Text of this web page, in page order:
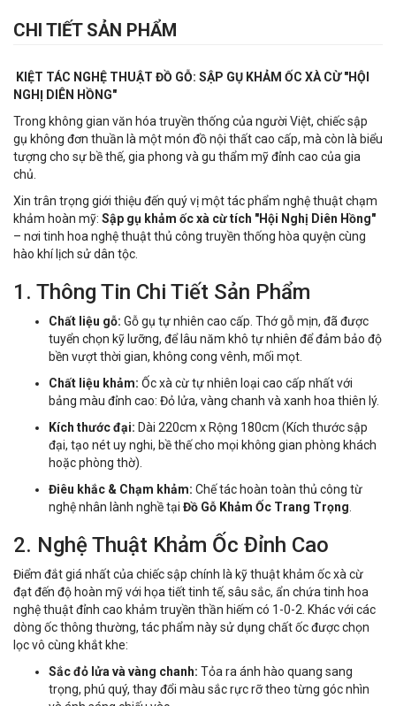
CHI TIẾT SẢN PHẨM
KIỆT TÁC NGHỆ THUẬT ĐỒ GỖ: SẬP GỤ KHẢM ỐC XÀ CỪ "HỘI
NGHỊ DIÊN HỒNG"
Trong không gian văn hóa truyền thống của người Việt, chiếc sập
gụ không đơn thuần là một món đồ nội thất cao cấp, mà còn là biểu
tượng cho sự bề thế, gia phong và gu thẩm mỹ đỉnh cao của gia
chủ.
Xin trân trọng giới thiệu đến quý vị một tác phẩm nghệ thuật chạm
khảm hoàn mỹ: Sập gụ khảm ốc xà cừ tích "Hội Nghị Diên Hồng"
– nơi tinh hoa nghệ thuật thủ công truyền thống hòa quyện cùng
hào khí lịch sử dân tộc.
1. Thông Tin Chi Tiết Sản Phẩm
Chất liệu gỗ: Gỗ gụ tự nhiên cao cấp. Thớ gỗ mịn, đã được
tuyển chọn kỹ lưỡng, để lâu năm khô tự nhiên để đảm bảo độ
bền vượt thời gian, không cong vênh, mối mọt.
Chất liệu khảm: Ốc xà cừ tự nhiên loại cao cấp nhất với
bảng màu đỉnh cao: Đỏ lửa, vàng chanh và xanh hoa thiên lý.
Kích thước đại: Dài 220cm x Rộng 180cm (Kích thước sập
đại, tạo nét uy nghi, bề thế cho mọi không gian phòng khách
hoặc phòng thờ).
Điêu khắc & Chạm khảm: Chế tác hoàn toàn thủ công từ
nghệ nhân lành nghề tại Đồ Gỗ Khảm Ốc Trang Trọng
2. Nghệ Thuật Khảm Ốc Đỉnh Cao
Điểm đắt giá nhất của chiếc sập chính là kỹ thuật khảm ốc xà cừ
đạt đến độ hoàn mỹ với họa tiết tinh tế, sâu sắc, ẩn chứa tinh hoa
nghệ thuật đỉnh cao khảm truyền thần hiếm có 1-0-2. Khác với các
dòng ốc thông thường, tác phẩm này sử dụng chất ốc được chọn
lọc vô cùng khắt khe:
Sắc đỏ lửa và vàng chanh: Tỏa ra ánh hào quang sang
trọng, phú quý, thay đổi màu sắc rực rỡ theo từng góc nhìn